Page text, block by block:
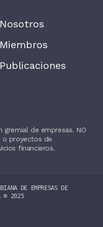
Nosotros
Miembros
Publicaciones
gremial de empresas. NO
o proyectos de
financieros.
DE EMPRESAS DE
©️ 2025